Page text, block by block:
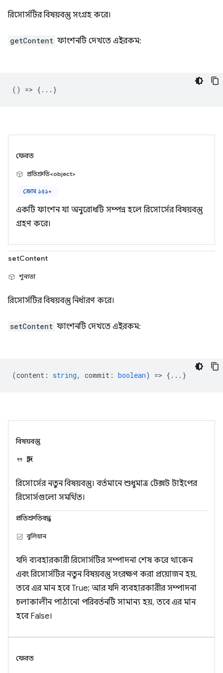
রিসোর্সটির বিষয়বস্তু সংগ্রহ করে।
getContent ফাংশনটি দেখতে এইরকম:
() => {...}
ফেরত
প্রতিশ্রুতি<object>
ক্রোম ১৫১+
একটি ফাংশন যা অনুরোধটি সম্পন্ন হলে রিসোর্সের বিষয়বস্তু
গ্রহণ করে।
setContent
শূন্যতা
রিসোর্সটির বিষয়বস্তু নির্ধারণ করে।
setContent ফাংশনটি দেখতে এইরকম:
(content : string, commit : boolean) => {...}
বিষয়বস্তু
স্ট্রিং
রিসোর্সের নতুন বিষয়বস্তু। বর্তমানে শুধুমাত্র টেক্সট টাইপের
রিসোর্সগুলো সমর্থিত।
প্রতিশ্রুতিবদ্ধ
বুলিয়ান
যদি ব্যবহারকারী রিসোর্সটির সম্পাদনা শেষ করে থাকেন
এবং রিসোর্সটির নতুন বিষয়বস্তু সংরক্ষণ করা প্রয়োজন হয়,
তবে এর মান হবে True; আর যদি ব্যবহারকারীর সম্পাদনা
চলাকালীন পাঠানো পরিবর্তনটি সামান্য হয়, তবে এর মান
হবে False।
ফেরত